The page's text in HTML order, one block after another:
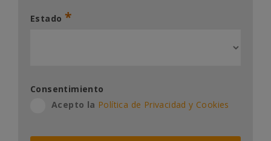
Estado *
Consentimiento
Acepto la Política de Privacidad y Cookies